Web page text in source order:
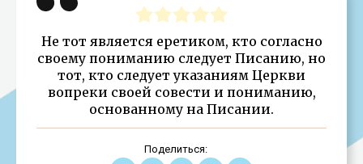
Не тот является еретиком, кто согласно
своему пониманию следует Писанию, но
тот, кто следует указаниям Церкви
вопреки своей совести и пониманию,
основанному на Писании.
Поделиться: